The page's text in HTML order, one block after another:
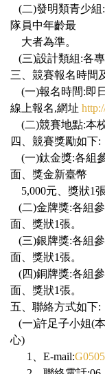
(二)發明類青少組
隊員中年齡最
大者為準。
(三)設計類組:各
三、競賽報名時間
(一)報名時間:即
線上報名,網址
(二)競賽地點:本
四、競賽獎勵如下
(一)鈦金獎:各組
面、獎金新臺幣
5,000元、獎狀1張
(二)金牌獎:各組
面、獎狀1張。
(三)銀牌獎:各組
面、獎狀1張。
(四)銅牌獎:各組
面、獎狀1張。
五、聯絡方式如下
(一)許足子小姐(
心)
1、E-mail: